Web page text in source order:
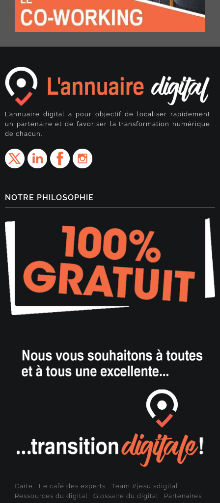
L’annuaire digital a pour objectif de localiser rapidement
un partenaire et de favoriser la transformation numérique
de chacun.
NOTRE PHILOSOPHIE
Carte Le café des experts
Team #jesuisdigital
Ressources du digital
Glossaire du digital
Partenaires